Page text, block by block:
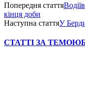
Попередня стаття
кінця доби
Наступна статтяУ
СТАТТІ ЗА ТЕМОЮ